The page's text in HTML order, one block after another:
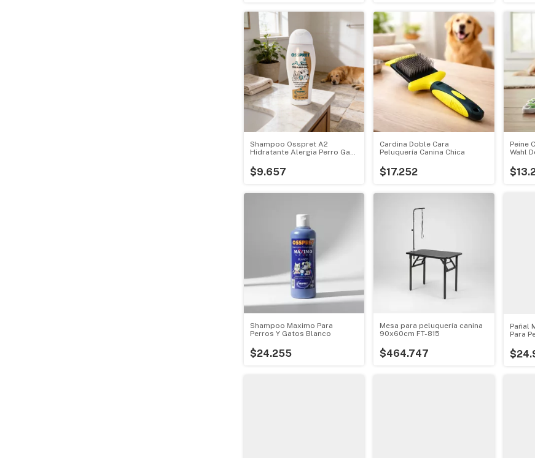
Shampoo Osspret A2
Hidratante Alergia Perro Gato
$9.657
Cardina Doble Cara
Peluquería Canina Chica
$17.252
Peine
Wahl
Shampoo Maximo Para
Perros Y Gatos Blanco
$24.255
Mesa para peluquería canina
90x60cm FT-815
$464.747
Pañal
Para